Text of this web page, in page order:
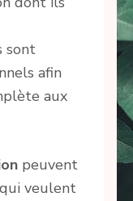
sont
afin
aux
peuvent
veulent